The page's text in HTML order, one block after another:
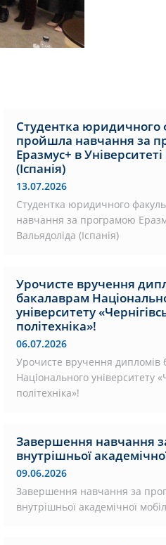
Студентка юридичного
пройшла навчання за
Еразмус+ в
(Іспанія)
13.07.2026
Студентка юридичного
навчання за програмою
Вальядоліда (Іспанія)
Урочисте вручення
бакалаврам
університету
політехніка»!
06.07.2026
Урочисте вручення дипломів
Національного університету
політехніка»!
Завершення навчання
внутрішньої
09.06.2026
Завершення навчання за
внутрішньої академічної